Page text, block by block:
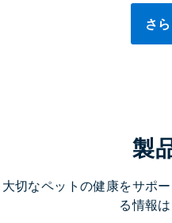
さ
製
大切なペットの健康をサポ
る情報